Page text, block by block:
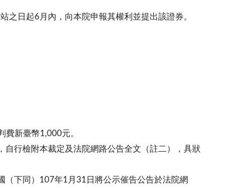
之日起6月內，向本院申報其權利並提出該證券。
費新臺幣1,000元。
行檢附本裁定及法院網路公告全文（註二），具狀
（下同）107年1月31日將公示催告公告於法院網